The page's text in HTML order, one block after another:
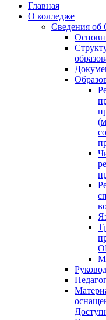
Главная
О колледже
Сведения